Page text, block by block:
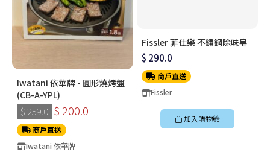
Iwatani 依華牌 - 圓形燒烤盤
(CB-A-YPL)
$ 259.0 $ 200.0
商戶直送
Iwatani 依華牌
Fissler 菲仕樂 不鏽鋼除味皂
$ 290.0
商戶直送
Fissler
加入購物籃